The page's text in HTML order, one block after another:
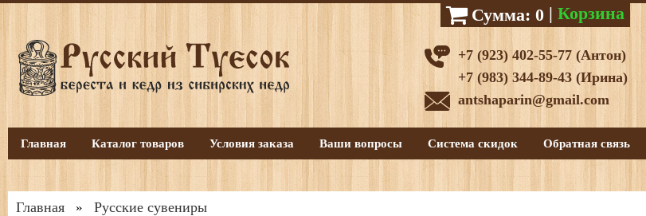
Сумма: 0 | Корзина
Главная Каталог товаров Условия заказа Ваши вопросы Система скидок Обратная связь
+7 (923) 402-55-77 (Антон)
+7 (983) 344-89-43 (Ирина)
antshaparin@gmail.com
Главная » Русские сувениры